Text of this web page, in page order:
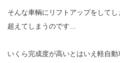
そんな車輌にリフトアップをして
超えてしまうのです…
いくら完成度が高いとはいえ軽自